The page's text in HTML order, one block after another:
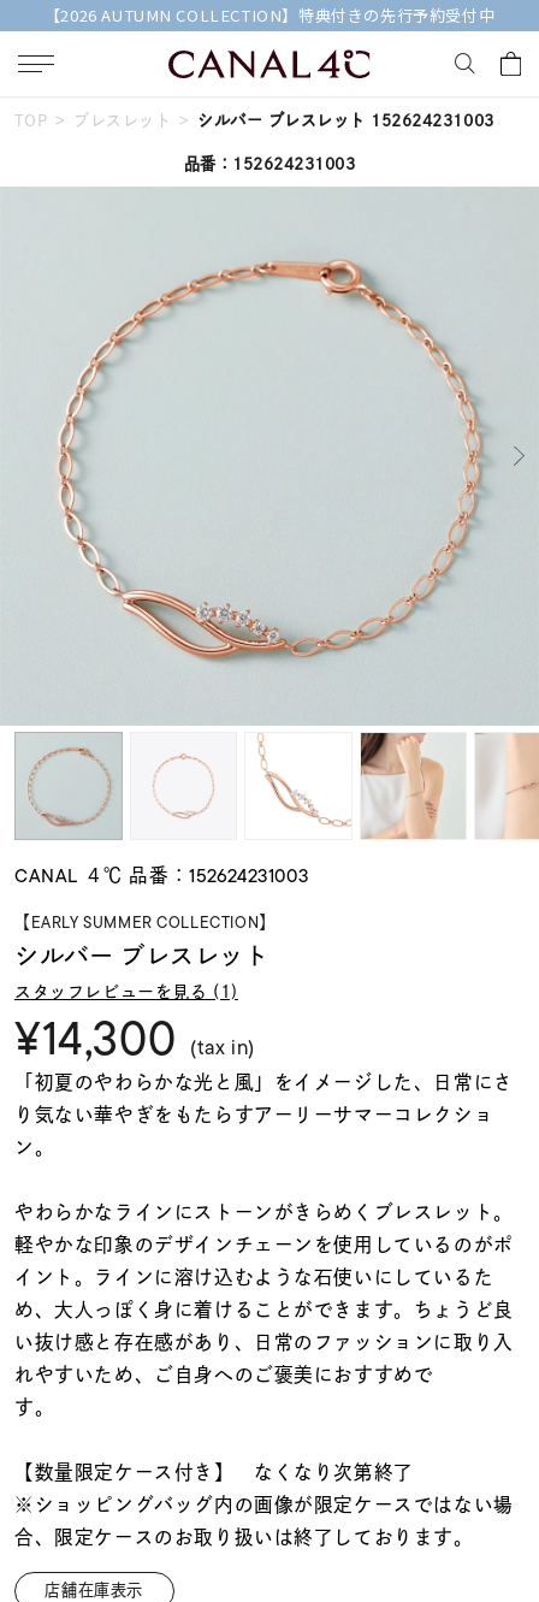
【2026 AUTUMN COLLECTION】特典付きの先行予約受付中
キーワードで検索する
#ペア #ダイヤモンド ネックレス
#エタニティ
ブランド Canal４℃
カテゴリー すべてのジュエリー
モチーフ
ファッションテイス
ト
着用シーン
コレクション
レディース
リングサイズ
～
～
価格 ¥0
在庫
TOP ブレスレット シルバー ブレスレット 152624231003
品番：152624231003
CANAL ４℃ 品番：152624231003
【EARLY SUMMER COLLECTION】
シルバー ブレスレット
スタッフレビューを見る (1)
¥14,300 (tax in)
「初夏のやわらかな光と風」をイメージした、日常にさ
り気ない華やぎをもたらすアーリーサマーコレクショ
ン。
やわらかなラインにストーンがきらめくブレスレット。
軽やかな印象のデザインチェーンを使用しているのがポ
イント。ラインに溶け込むような石使いにしているた
め、大人っぽく身に着けることができます。ちょうど良
い抜け感と存在感があり、日常のファッションに取り入
れやすいため、ご自身へのご褒美におすすめで
【数量限定ケース付き】 なくなり次第終了
※ショッピングバッグ内の画像が限定ケースではない場
合、限定ケースのお取り扱いは終了しております。
店舗在庫表示